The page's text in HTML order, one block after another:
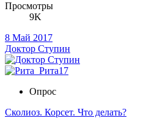
Просмотры
9K
8 Май 2017
Доктор Ступин
Опрос
Сколиоз. Корсет. Что делать?